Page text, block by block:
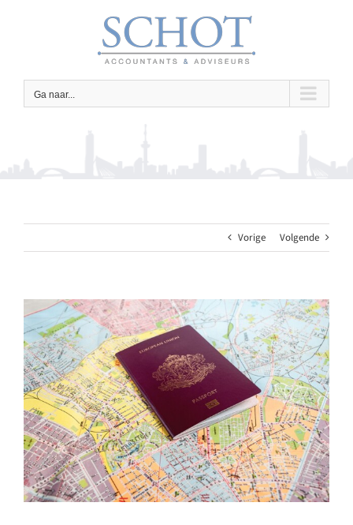
Ga naar...
Vorige Volgende
Bekijk
grotere
afbeelding